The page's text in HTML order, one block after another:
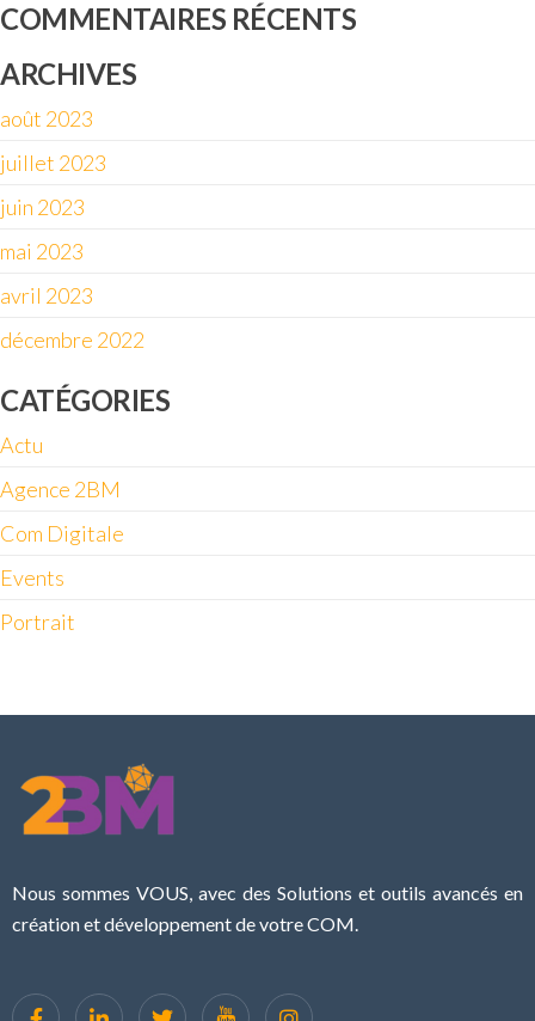
COMMENTAIRES RÉCENTS
ARCHIVES
août 2023
juillet 2023
juin 2023
mai 2023
avril 2023
décembre 2022
CATÉGORIES
Actu
Agence 2BM
Com Digitale
Events
Portrait
Nous sommes VOUS, avec des Solutions et outils avancés en
création et développement de votre COM.